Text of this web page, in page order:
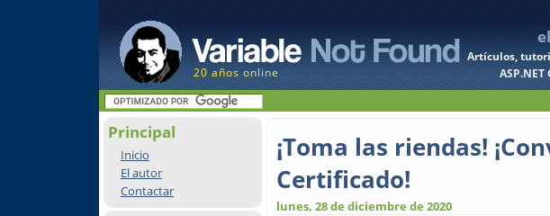
20 años online
Artículos,
Principal
Inicio
El autor
Contactar
¡Toma las riendas!
Certificado!
lunes, 28 de diciembre de 2020